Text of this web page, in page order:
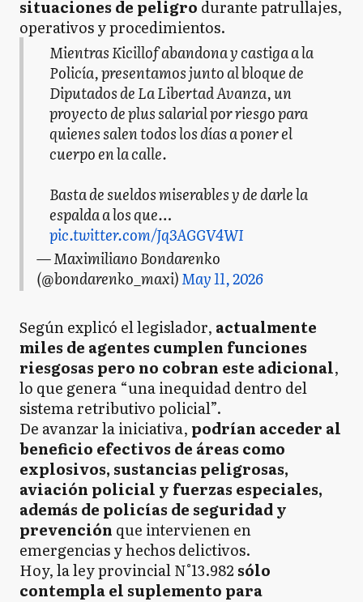
situaciones de peligro durante patrullajes,
operativos y procedimientos.
Mientras Kicillof abandona y castiga a la
Policía, presentamos junto al bloque de
Diputados de La Libertad Avanza, un
proyecto de plus salarial por riesgo para
quienes salen todos los días a poner el
cuerpo en la calle.
Basta de sueldos miserables y de darle la
espalda a los que…
pic.twitter.com/Jq3AGGV4WI
— Maximiliano Bondarenko
(@bondarenko_maxi)May 11, 2026
Según explicó el legislador, actualmente
miles de agentes cumplen funciones
riesgosas pero no cobran este adicional,
lo que genera “una inequidad dentro del
sistema retributivo policial”.
De avanzar la iniciativa, podrían acceder al
beneficio efectivos de áreas como
explosivos, sustancias peligrosas,
aviación policial y fuerzas especiales,
además de policías de seguridad y
prevención que intervienen en
emergencias y hechos delictivos.
Hoy, la ley provincial N°13.982 sólo
contempla el suplemento para